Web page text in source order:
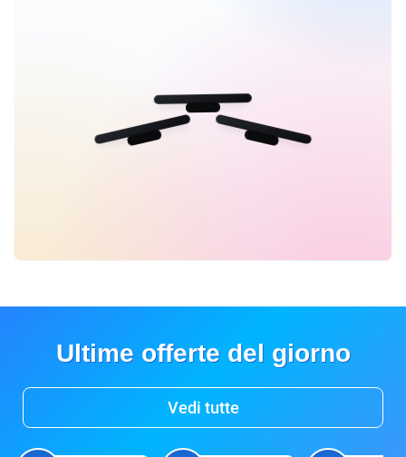
Ultime offerte del giorno
Vedi tutte